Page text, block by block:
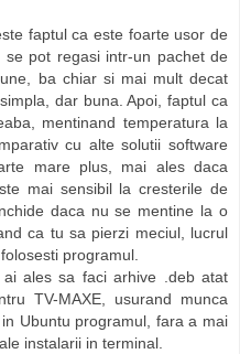
faptul ca este foarte usor de
pot regasi intr-un pachet de
ba chiar si mai mult decat
dar buna. Apoi, faptul ca
mentinand temperatura la
cu alte solutii software
mare plus, mai ales daca
mai sensibil la cresterile de
daca nu se mentine la o
ca tu sa pierzi meciul, lucrul
programul.
ales sa faci arhive .deb atat
TV-MAXE, usurand munca
Ubuntu programul, fara a mai
instalarii in terminal.